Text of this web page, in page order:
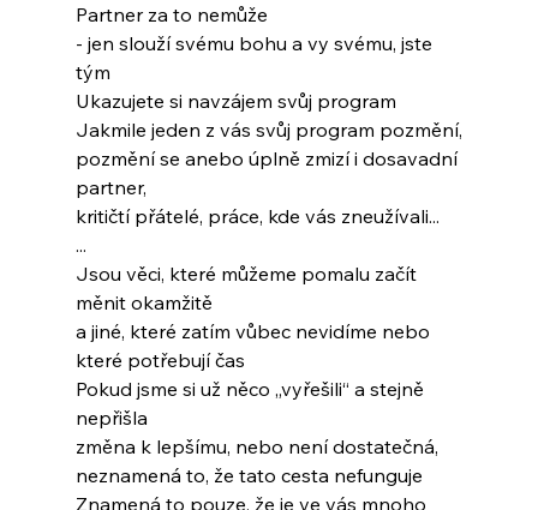
Partner za to nemůže
- jen slouží svému bohu a vy svému, jste
tým
Ukazujete si navzájem svůj program
Jakmile jeden z vás svůj program pozmění,
pozmění se anebo úplně zmizí i dosavadní
partner,
kritičtí přátelé, práce, kde vás zneužívali...
...
Jsou věci, které můžeme pomalu začít
měnit okamžitě
a jiné, které zatím vůbec nevidíme nebo
které potřebují čas
Pokud jsme si už něco „vyřešili“ a stejně
nepřišla
změna k lepšímu, nebo není dostatečná,
neznamená to, že tato cesta nefunguje
Znamená to pouze, že je ve vás mnoho